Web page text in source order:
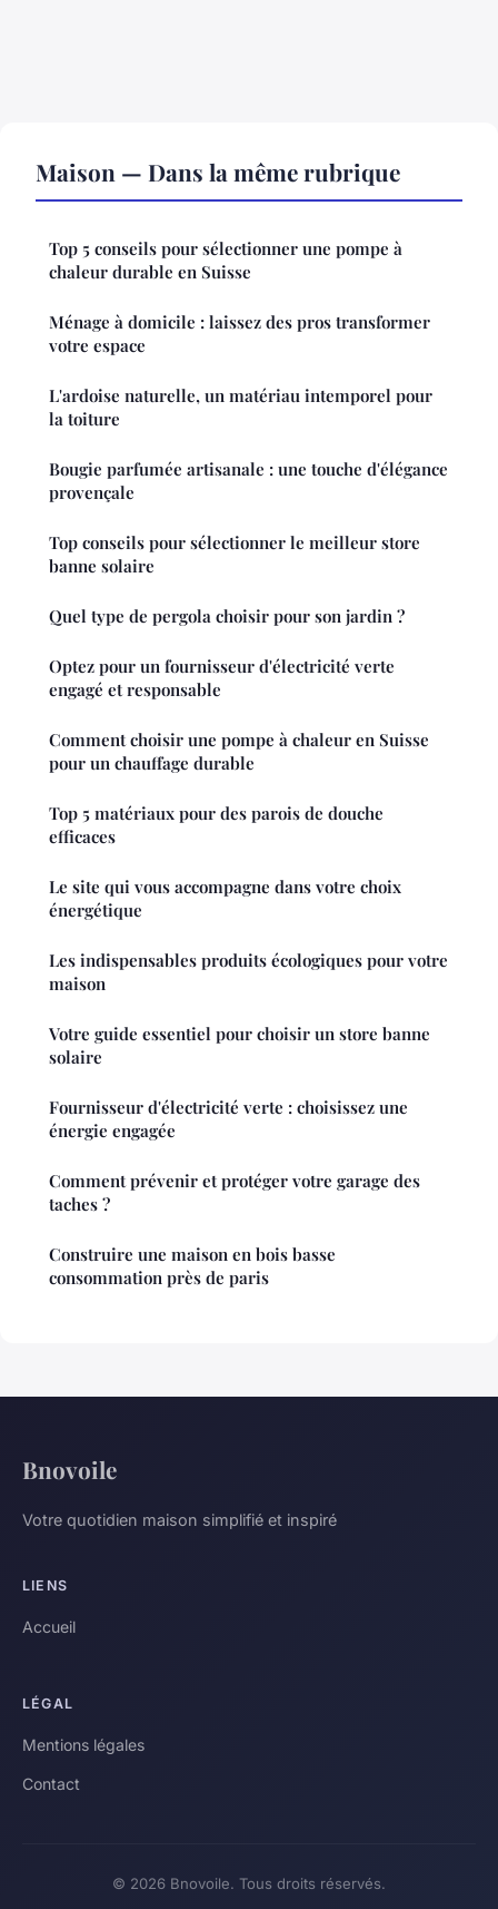
Maison — Dans la même rubrique
Top 5 conseils pour sélectionner une pompe à
chaleur durable en Suisse
Ménage à domicile : laissez des pros transformer
votre espace
L'ardoise naturelle, un matériau intemporel pour
la toiture
Bougie parfumée artisanale : une touche d'élégance
provençale
Top conseils pour sélectionner le meilleur store
banne solaire
Quel type de pergola choisir pour son jardin ?
Optez pour un fournisseur d'électricité verte
engagé et responsable
Comment choisir une pompe à chaleur en Suisse
pour un chauffage durable
Top 5 matériaux pour des parois de douche
efficaces
Le site qui vous accompagne dans votre choix
énergétique
Les indispensables produits écologiques pour votre
maison
Votre guide essentiel pour choisir un store banne
solaire
Fournisseur d'électricité verte : choisissez une
énergie engagée
Comment prévenir et protéger votre garage des
taches ?
Construire une maison en bois basse
consommation près de paris
Bnovoile
Votre quotidien maison simplifié et inspiré
LIENS
Accueil
LÉGAL
Mentions légales
Contact
© 2026 Bnovoile. Tous droits réservés.